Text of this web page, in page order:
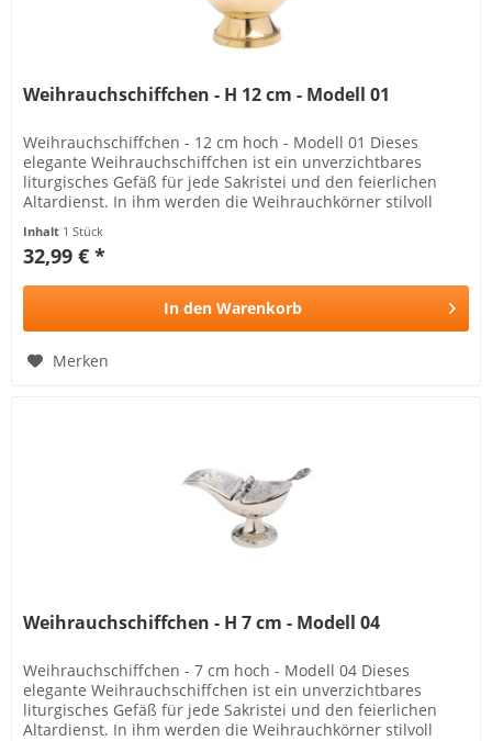
Weihrauchschiffchen - H 12 cm - Modell 01
Weihrauchschiffchen - 12 cm hoch - Modell 01 Dieses
elegante Weihrauchschiffchen ist ein unverzichtbares
liturgisches Gefäß für jede Sakristei und den feierlichen
Altardienst. In ihm werden die Weihrauchkörner stilvoll
Inhalt 1 Stück
32,99 € *
In den Warenkorb
Merken
Weihrauchschiffchen - H 7 cm - Modell 04
Weihrauchschiffchen - 7 cm hoch - Modell 04 Dieses
elegante Weihrauchschiffchen ist ein unverzichtbares
liturgisches Gefäß für jede Sakristei und den feierlichen
Altardienst. In ihm werden die Weihrauchkörner stilvoll